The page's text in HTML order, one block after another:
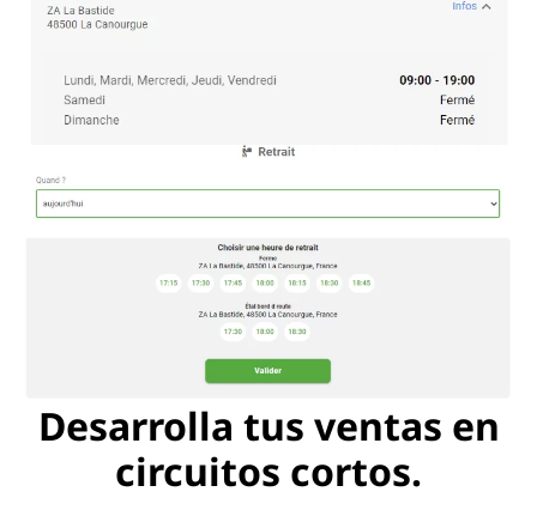
Desarrolla tus ventas en
circuitos cortos.